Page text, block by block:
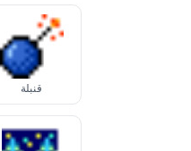
قنبلة